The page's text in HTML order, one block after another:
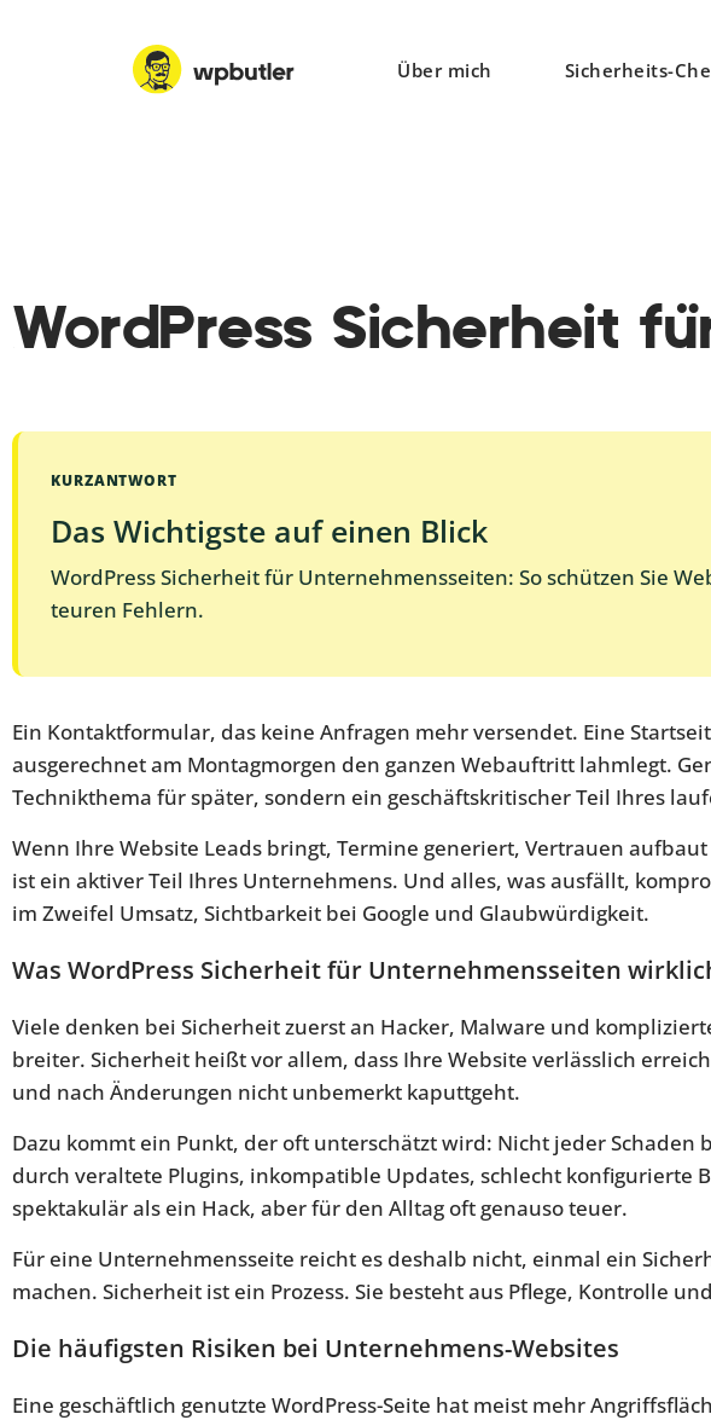
Über mich Sicherheits-
WordPress Sicherheit
KURZANTWORT
Das Wichtigste auf einen Blick
WordPress Sicherheit für Unternehmensseiten: So schützen Sie
teuren Fehlern.
Ein Kontaktformular, das keine Anfragen mehr versendet. Eine
ausgerechnet am Montagmorgen den ganzen Webauftritt lahmlegt.
Technikthema für später, sondern ein geschäftskritischer Teil Ihres
Wenn Ihre Website Leads bringt, Termine generiert, Vertrauen
ist ein aktiver Teil Ihres Unternehmens. Und alles, was ausfällt,
im Zweifel Umsatz, Sichtbarkeit bei Google und Glaubwürdigkeit.
Was WordPress Sicherheit für Unternehmensseiten
Viele denken bei Sicherheit zuerst an Hacker, Malware und
breiter. Sicherheit heißt vor allem, dass Ihre Website verlässlich
und nach Änderungen nicht unbemerkt kaputtgeht.
Dazu kommt ein Punkt, der oft unterschätzt wird: Nicht jeder
durch veraltete Plugins, inkompatible Updates, schlecht konfigurierte
spektakulär als ein Hack, aber für den Alltag oft genauso teuer.
Für eine Unternehmensseite reicht es deshalb nicht, einmal ein
machen. Sicherheit ist ein Prozess. Sie besteht aus Pflege, Kontrolle
Die häufigsten Risiken bei Unternehmens-Websites
Eine geschäftlich genutzte WordPress-Seite hat meist mehr